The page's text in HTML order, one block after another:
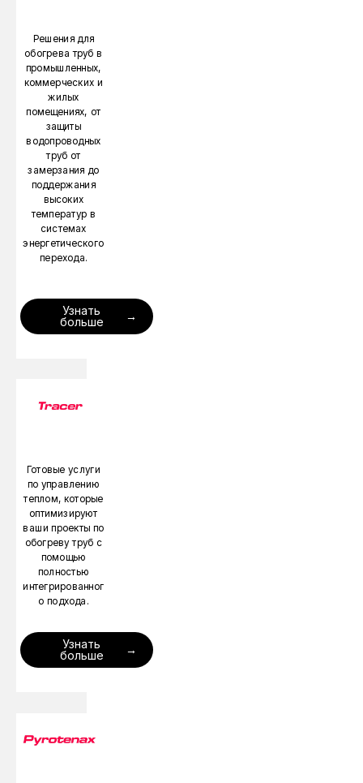
Решения для
обогрева труб в
промышленных,
коммерческих и
жилых
помещениях, от
защиты
водопроводных
труб от
замерзания до
поддержания
высоких
температур в
системах
энергетического
перехода.
Узнать
больше
Готовые услуги
по управлению
теплом, которые
оптимизируют
ваши проекты по
обогреву труб с
помощью
полностью
интегрированног
о подхода.
Узнать
больше